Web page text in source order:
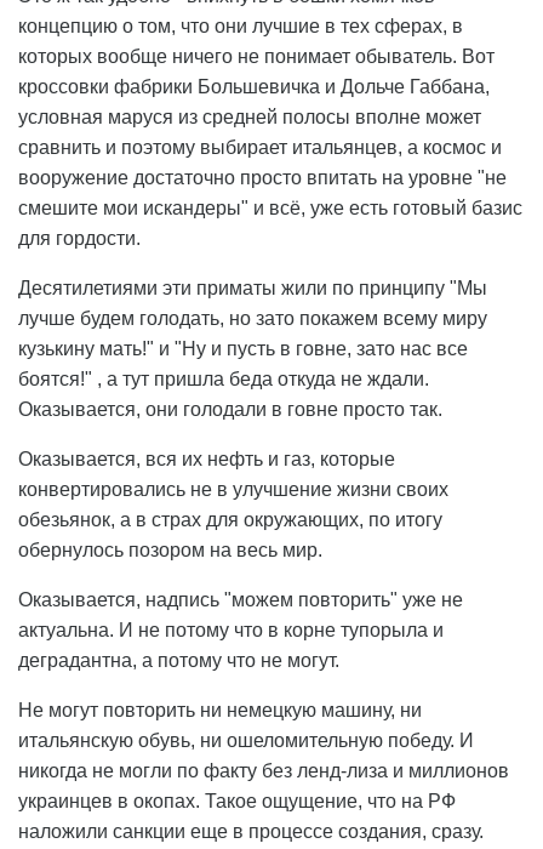
концепцию о том, что они лучшие в тех сферах, в
которых вообще ничего не понимает обыватель. Вот
кроссовки фабрики Большевичка и Дольче Габбана,
условная маруся из средней полосы вполне может
сравнить и поэтому выбирает итальянцев, а космос и
вооружение достаточно просто впитать на уровне "не
смешите мои искандеры" и всё, уже есть готовый базис
для гордости.
Десятилетиями эти приматы жили по принципу "Мы
лучше будем голодать, но зато покажем всему миру
кузькину мать!" и "Ну и пусть в говне, зато нас все
боятся!" , а тут пришла беда откуда не ждали.
Оказывается, они голодали в говне просто так.
Оказывается, вся их нефть и газ, которые
конвертировались не в улучшение жизни своих
обезьянок, а в страх для окружающих, по итогу
обернулось позором на весь мир.
Оказывается, надпись "можем повторить" уже не
актуальна. И не потому что в корне тупорыла и
деградантна, а потому что не могут.
Не могут повторить ни немецкую машину, ни
итальянскую обувь, ни ошеломительную победу. И
никогда не могли по факту без ленд-лиза и миллионов
украинцев в окопах. Такое ощущение, что на РФ
наложили санкции еще в процессе создания, сразу.